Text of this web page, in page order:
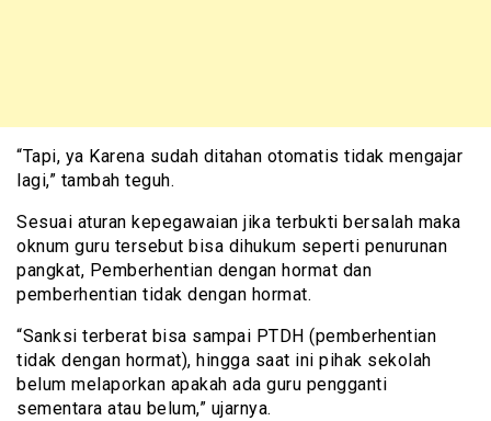
“Tapi, ya Karena sudah ditahan otomatis tidak mengajar
lagi,” tambah teguh.
Sesuai aturan kepegawaian jika terbukti bersalah maka
oknum guru tersebut bisa dihukum seperti penurunan
pangkat, Pemberhentian dengan hormat dan
pemberhentian tidak dengan hormat.
“Sanksi terberat bisa sampai PTDH (pemberhentian
tidak dengan hormat), hingga saat ini pihak sekolah
belum melaporkan apakah ada guru pengganti
sementara atau belum,” ujarnya.